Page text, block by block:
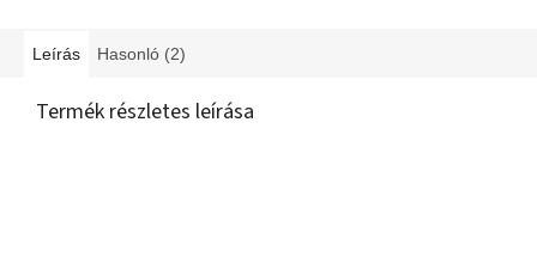
Leírás Hasonló (2)
Termék részletes leírása